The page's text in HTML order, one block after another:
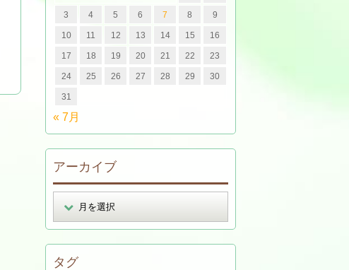
3 4 5 6 7 8 9
10 11 12 13 14 15 16
17 18 19 20 21 22 23
24 25 26 27 28 29 30
31
« 7月
アーカイブ
タグ